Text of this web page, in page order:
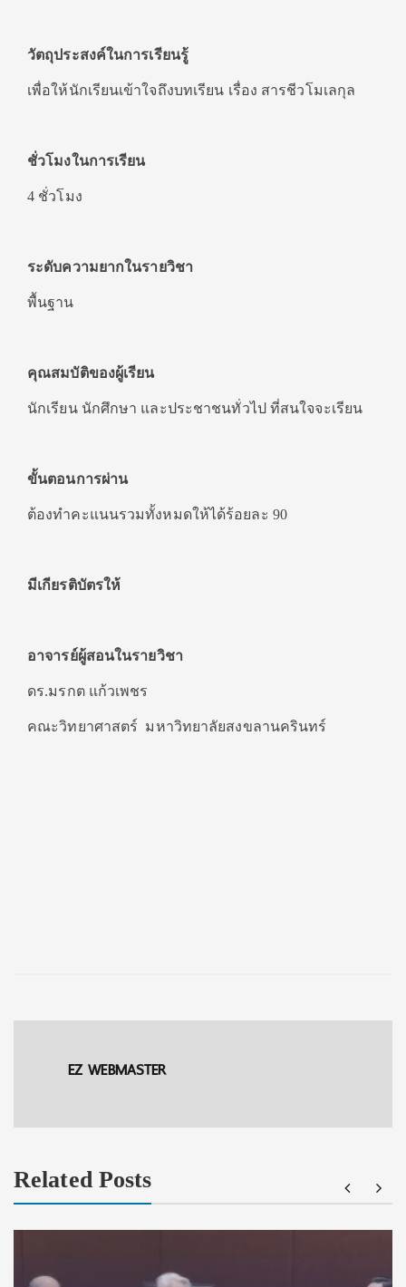
วัตถุประสงค์ในการเรียนรู้
เพื่อให้นักเรียนเข้าใจถึงบทเรียน เรื่อง สารชีวโมเลกุล
ชั่วโมงในการเรียน
4 ชั่วโมง
ระดับความยากในรายวิชา
พื้นฐาน
คุณสมบัติของผู้เรียน
นักเรียน นักศึกษา และประชาชนทั่วไป ที่สนใจจะเรียน
ขั้นตอนการผ่าน
ต้องทำคะแนนรวมทั้งหมดให้ได้ร้อยละ 90
มีเกียรติบัตรให้
อาจารย์ผู้สอนในรายวิชา
ดร.มรกต แก้วเพชร
คณะวิทยาศาสตร์ มหาวิทยาลัยสงขลานครินทร์
EZ WEBMASTER
Related Posts